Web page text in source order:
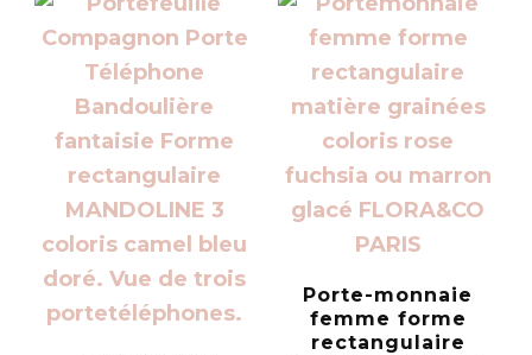
Porte-monnaie
femme forme
rectangulaire